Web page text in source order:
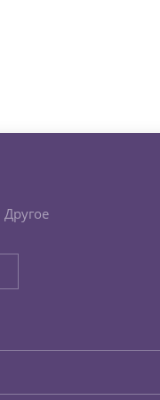
Другое